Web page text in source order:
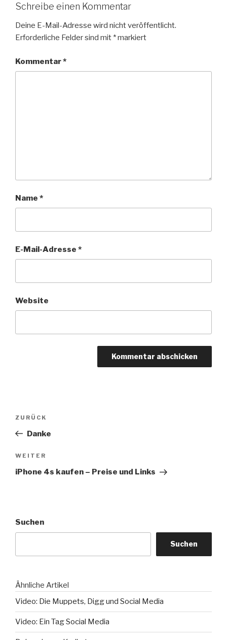
Schreibe einen Kommentar
Deine E-Mail-Adresse wird nicht veröffentlicht.
Erforderliche Felder sind mit *markiert
Kommentar*
Name *
E-Mail-Adresse *
Website
Beitragsnavigation
Vorheriger
Beitrag
ZURÜCK
Danke
Nächster
Beitrag
WEITER
iPhone 4s kaufen – Preise und Links
Suchen
Suchen
Ähnliche Artikel
Video: Die Muppets, Digg und Social Media
Video: Ein Tag Social Media